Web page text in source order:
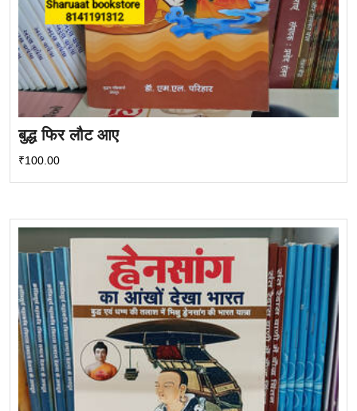
बुद्ध फिर लौट आए
₹100.00